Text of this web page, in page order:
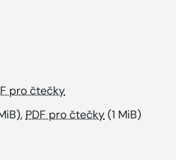
pro čtečky
PDF pro čtečky(1 MiB)